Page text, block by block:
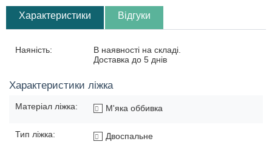
Характеристики Відгуки
Наяність:
В наявності на складі.
Доставка до 5 днів
Характеристики ліжка
Матеріал ліжка: М'яка оббивка
Тип ліжка: Двоспальне